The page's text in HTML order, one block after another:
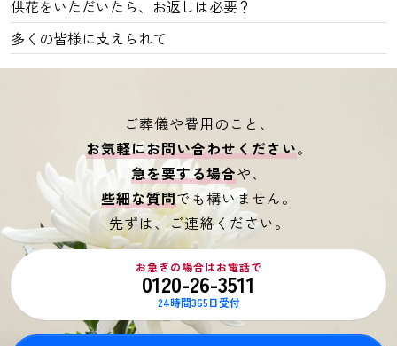
供花をいただいたら、お返しは必要？
多くの皆様に支えられて
ご葬儀や費用のこと、
お気軽にお問い合わせください。
急を要する場合や、
些細な質問でも構いません。
先ずは、ご連絡ください。
お急ぎの場合はお電話で
0120-26-3511
24時間365日受付